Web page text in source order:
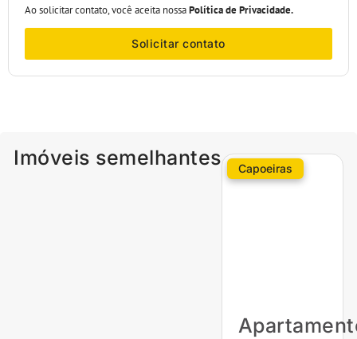
Ao solicitar contato, você aceita nossaPolítica de Privacidade.
Solicitar contato
Imóveis semelhantes Capoeiras